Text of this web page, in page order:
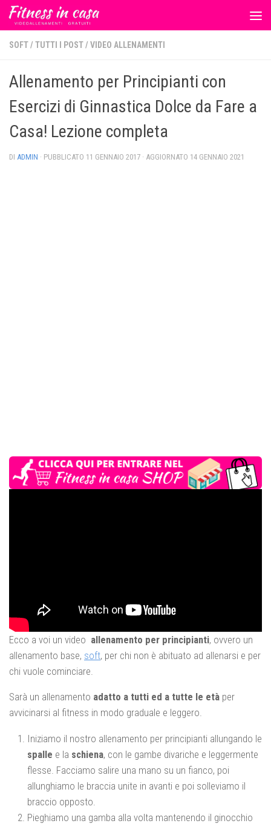
Salta al contenuto
SOFT/ TUTTI I POST/ VIDEO ALLENAMENTI
Allenamento per Principianti con
Esercizi di Ginnastica Dolce da Fare a
Casa! Lezione completa
DI ADMIN · PUBBLICATO 11 GENNAIO 2017 · AGGIORNATO 14 GENNAIO 2021
Ecco a voi un video allenamento per principianti, ovvero un
allenamento base, soft, per chi non è abituato ad allenarsi e per
chi vuole cominciare.
Sarà un allenamento adatto a tutti ed a tutte le età per
avvicinarsi al fitness in modo graduale e leggero.
Iniziamo il nostro allenamento per principianti allungando le
spalle e la schiena, con le gambe divariche e leggermente
flesse. Facciamo salire una mano su un fianco, poi
allunghiamo le braccia unite in avanti e poi solleviamo il
braccio opposto.
Pieghiamo una gamba alla volta mantenendo il ginocchio